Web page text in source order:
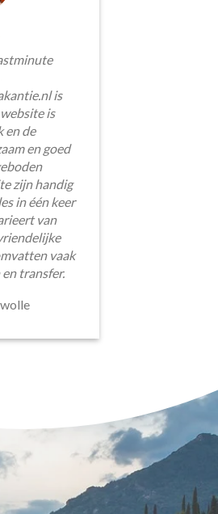
is
is
en de
en goed
zijn handig
in één keer
van
vaak
en transfer.